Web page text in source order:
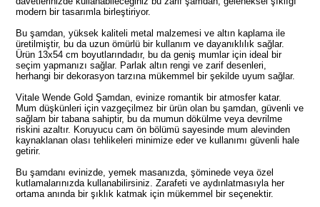
modern bir tasarımla birleştiriyor.
Bu şamdan, yüksek kaliteli metal malzemesi ve altın kaplama ile
üretilmiştir, bu da uzun ömürlü bir kullanım ve dayanıklılık sağlar.
Ürün 13x54 cm boyutlarındadır, bu da geniş mumlar için ideal bir
seçim yapmanızı sağlar. Parlak altın rengi ve zarif desenleri,
herhangi bir dekorasyon tarzına mükemmel bir şekilde uyum sağlar.
Vitale Wende Gold Şamdan, evinize romantik bir atmosfer katar.
Mum düşkünleri için vazgeçilmez bir ürün olan bu şamdan, güvenli ve
sağlam bir tabana sahiptir, bu da mumun dökülme veya devrilme
riskini azaltır. Koruyucu cam ön bölümü sayesinde mum alevinden
kaynaklanan olası tehlikeleri minimize eder ve kullanımı güvenli hale
getirir.
Bu şamdanı evinizde, yemek masanızda, şöminede veya özel
kutlamalarınızda kullanabilirsiniz. Zarafeti ve aydınlatmasıyla her
ortama anında bir şıklık katmak için mükemmel bir seçenektir.